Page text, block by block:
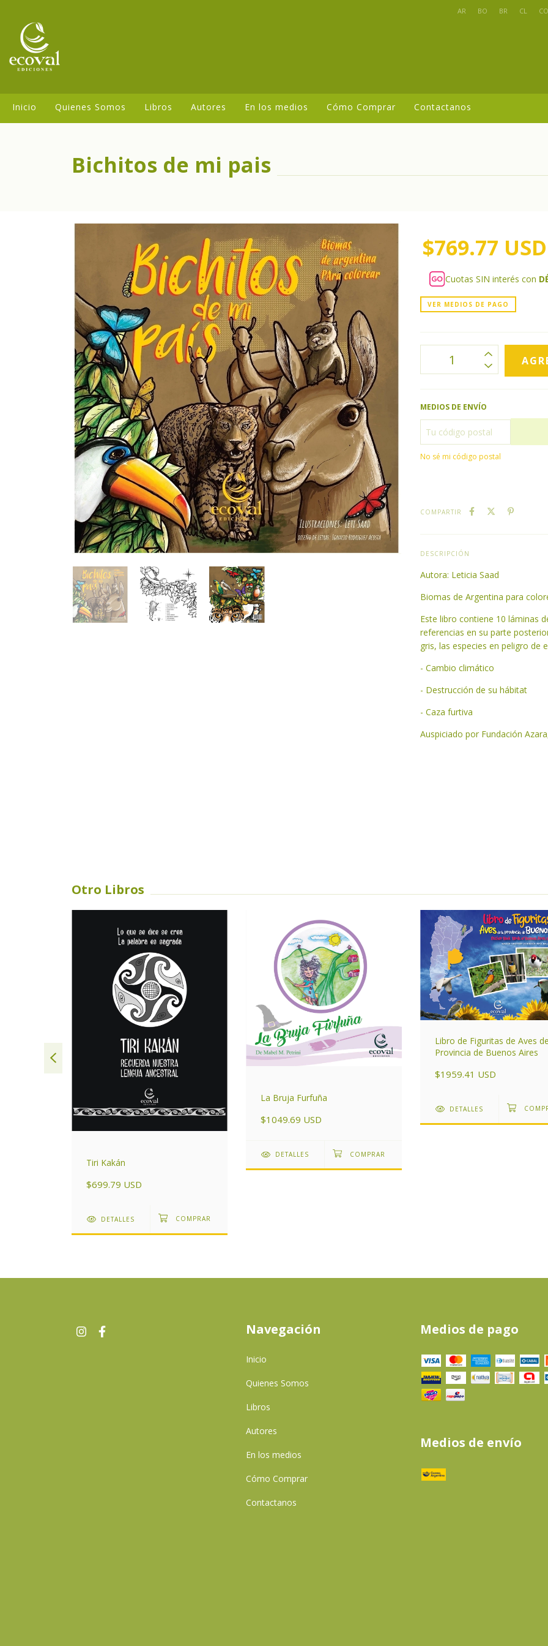
AR BO BR CL CO
Inicio Quienes Somos Libros Autores En los medios Cómo Comprar Contactanos
Bichitos de mi pais
$769.77 USD
Cuotas SIN interés con
VER MEDIOS DE PAGO
MEDIOS DE ENVÍO
No sé mi código postal
COMPARTIR
DESCRIPCIÓN
Autora: Leticia Saad
Biomas de Argentina para
Este libro contiene 10 láminas
referencias en su parte
gris, las especies en peligro de
- Cambio climático
- Destrucción de su hábitat
- Caza furtiva
Auspiciado por Fundación
Otro Libros
Tiri Kakán
$699.79 USD
DETALLES
La Bruja Furfuña
$1049.69 USD
DETALLES
Libro de Figuritas de Aves
Provincia de Buenos Aires
$1959.41 USD
DETALLES
Navegación
Inicio
Quienes Somos
Libros
Autores
En los medios
Cómo Comprar
Contactanos
Medios de pago
Medios de envío